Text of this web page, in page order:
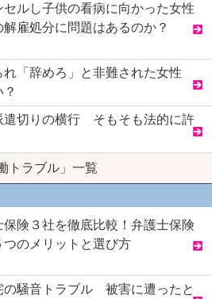
ルし子供の看病に向かった女性
雇処分に問題はあるのか？
れ「辞めろ」と非難された女性
遣切りの横行 そもそも法的に許
トラブル」一覧
保険３社を徹底比較！弁護士保険
つのメリットと選び方
の騒音トラブル 被害に遭ったと